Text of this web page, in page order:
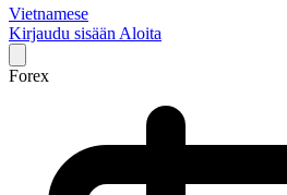
Vietnamese
Kirjaudu sisään Aloita
Forex